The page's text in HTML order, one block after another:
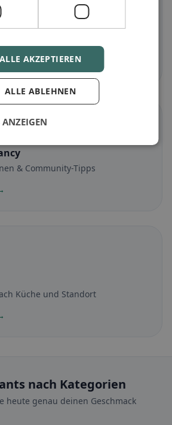
& Community-Tipps
Küche und Standort
nach Kategorien
heute genau deinen Geschmack
ALLE AKZEPTIEREN
ALLE ABLEHNEN
ANZEIGEN